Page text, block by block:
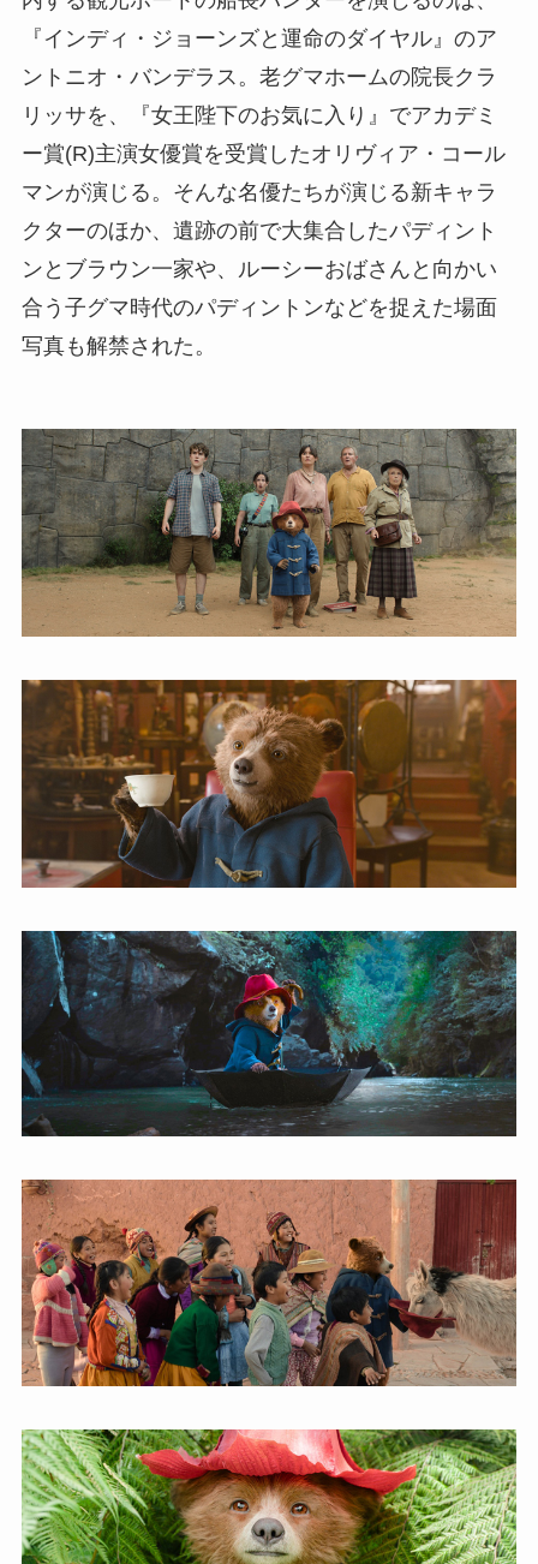
『インディ・ジョーンズと運命のダイヤル』のア
ントニオ・バンデラス。老グマホームの院長クラ
リッサを、『女王陛下のお気に入り』でアカデミ
ー賞(R)主演女優賞を受賞したオリヴィア・コール
マンが演じる。そんな名優たちが演じる新キャラ
クターのほか、遺跡の前で大集合したパディント
ンとブラウン一家や、ルーシーおばさんと向かい
合う子グマ時代のパディントンなどを捉えた場面
写真も解禁された。